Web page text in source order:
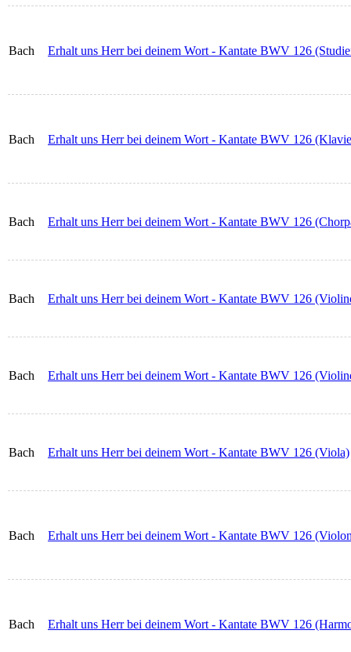
Bach Erhalt uns Herr bei deinem Wort - Kantate BWV 126
Bach Erhalt uns Herr bei deinem Wort - Kantate BWV 126
Bach Erhalt uns Herr bei deinem Wort - Kantate BWV 126
Bach Erhalt uns Herr bei deinem Wort - Kantate BWV 126
Bach Erhalt uns Herr bei deinem Wort - Kantate BWV 126
Bach Erhalt uns Herr bei deinem Wort - Kantate BWV 126 (Viola)
Bach Erhalt uns Herr bei deinem Wort - Kantate BWV 126
Bach Erhalt uns Herr bei deinem Wort - Kantate BWV 126